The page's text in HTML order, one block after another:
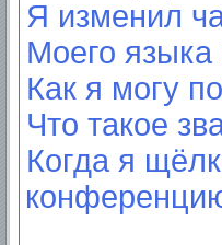
Я изменил
Моего языка
Как я могу
Что такое
Когда я